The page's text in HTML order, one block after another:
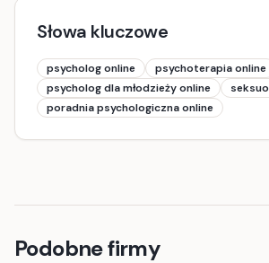
Słowa kluczowe
psycholog online psychoterapia online
psycholog dla młodzieży online
poradnia psychologiczna online
Podobne firmy